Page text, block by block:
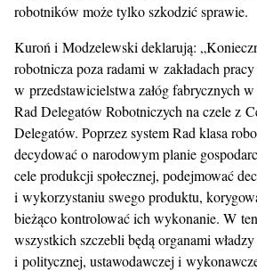
robotników może tylko szkodzić sprawie.
Kuroń i Modzelewski deklarują:
robotnicza poza radami w zakładach
w przedstawicielstwa załóg fabrycznych
Rad Delegatów Robotniczych na czele z
Delegatów. Poprzez system Rad klasa
decydować o narodowym planie
cele produkcji społecznej, podejmować
i wykorzystaniu swego produktu,
bieżąco kontrolować ich wykonanie. W
wszystkich szczebli będą organami
i politycznej, ustawodawczej i